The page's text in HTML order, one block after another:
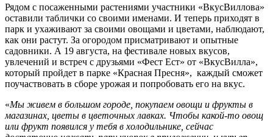
Рядом с посаженными растениями участники «ВкусВиллова»
оставили таблички со своими именами. И теперь приходят в
парк и ухаживают за своими овощами и цветами, наблюдают,
как они растут. За огородом присматривают и опытные
садовники. А 19 августа, на фестивале новых вкусов,
увлечений и встреч с друзьями «Фест Ест» от «ВкусВилла»,
который пройдет в парке «Красная Пресня», каждый сможет
поучаствовать в сборе урожая и попробовать его на вкус.
«Мы живем в большом городе, покупаем овощи и фрукты в
магазинах, цветы в цветочных лавках. Чтобы какой-то овощ
или фрукт появился у тебя в холодильнике, сейчас